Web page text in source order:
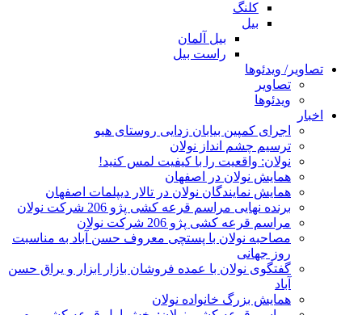
کلنگ
بیل
بیل آلمان
راست بیل
تصاویر/ ویدئوها
تصاویر
ویدئوها
اخبار
اجرای کمپین بیابان زدایی روستای هیو
ترسیم چشم انداز نولان
نولان: واقعیت را با کیفیت لمس کنید!
همایش نولان در اصفهان
همایش نمایندگان نولان در تالار دیپلمات اصفهان
برنده نهایی مراسم قرعه کشی پژو 206 شرکت نولان
مراسم قرعه کشی پژو 206 شرکت نولان
مصاحبه نولان با پستچی معروف حسن آباد به مناسبت
روز جهانی
گفتگوی نولان با عمده فروشان بازار ابزار و یراق حسن
آباد
همایش بزرگ خانواده نولان